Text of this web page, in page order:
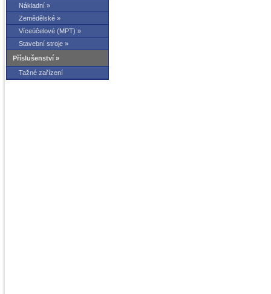
Nákladní »
Zemědělské »
Víceúčelové (MPT) »
Stavební stroje »
Příslušenství »
Tažné zařízení